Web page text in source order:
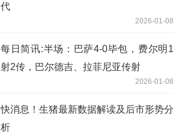
代
2026-01-08
每日简讯:半场：巴萨4-0毕包，费尔明1
射2传，巴尔德吉、拉菲尼亚传射
2026-01-08
快消息！生猪最新数据解读及后市形势分
析